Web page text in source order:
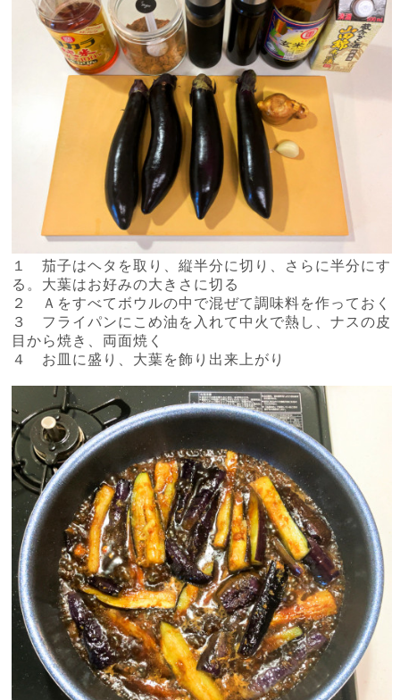
１ 茄子はヘタを取り、縦半分に切り、さらに半分にす
る。大葉はお好みの大きさに切る
２ Ａをすべてボウルの中で混ぜて調味料を作っておく
３ フライパンにこめ油を入れて中火で熱し、ナスの皮
目から焼き、両面焼く
４ お皿に盛り、大葉を飾り出来上がり